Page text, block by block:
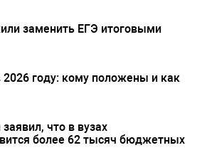
заменить ЕГЭ итоговыми
году: кому положены и как
что в вузах
более 62 тысяч бюджетных